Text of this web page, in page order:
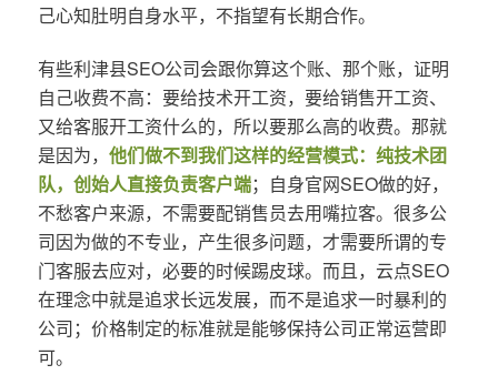
己心知肚明自身水平，不指望有长期合作。
有些利津县SEO公司会跟你算这个账、那个账，证明
自己收费不高：要给技术开工资，要给销售开工资、
又给客服开工资什么的，所以要那么高的收费。那就
是因为， 他们做不到我们这样的经营模式：纯技术团
队，创始人直接负责客户端；自身官网SEO做的好，
不愁客户来源，不需要配销售员去用嘴拉客。很多公
司因为做的不专业，产生很多问题，才需要所谓的专
门客服去应对，必要的时候踢皮球。而且，云点SEO
在理念中就是追求长远发展，而不是追求一时暴利的
公司；价格制定的标准就是能够保持公司正常运营即
可。